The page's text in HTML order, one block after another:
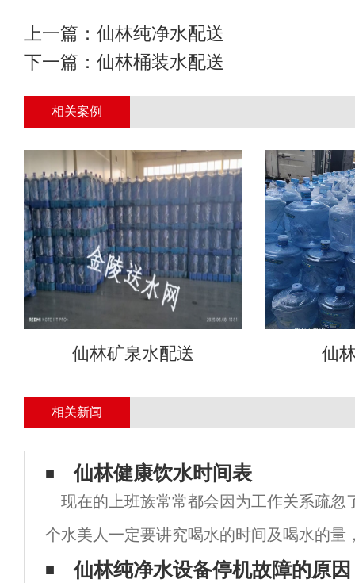
上一篇： 仙林纯净水配送
下一篇： 仙林桶装水配送
相关案例
仙林矿泉水配送 仙
相关新闻
仙林健康饮水时间表
现在的上班族常常都会因为工作关系疏忽
个水美人一定要讲究喝水的时间及喝水的量
是减轻体重的关键，今天栖霞送水就为大家
仙林纯净水设备停机故障的原因